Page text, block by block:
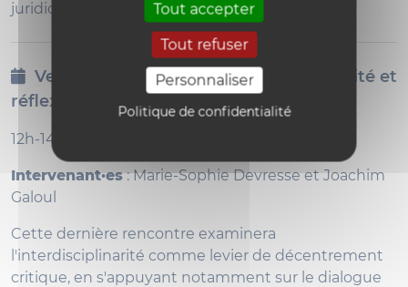
Tout accepter
Tout refuser
Personnaliser
Politique de confidentialité
juridiques.
Vendredi 22 mai 2026 | Interdisciplinarité et
réflexivité
12h-14h - Salle Dabin -
Intervenant·es: Marie-Sophie Devresse et Joachim
Galoul
Cette dernière rencontre examinera
l'interdisciplinarité comme levier de décentrement
critique, en s'appuyant notamment sur le dialogue